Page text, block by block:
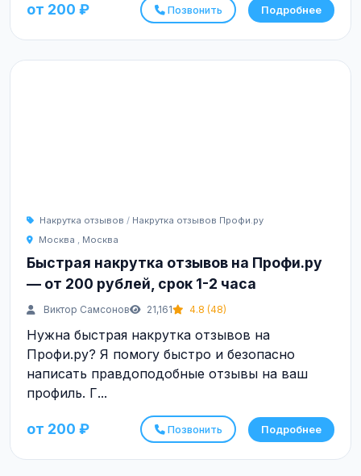
от 200 ₽ Позвонить Подробнее
Накрутка отзывов / Накрутка отзывов Профи.ру
Москва , Москва
Быстрая накрутка отзывов на Профи.ру
— от 200 рублей, срок 1-2 часа
Виктор Самсонов 21,161 4.8 (48)
Нужна быстрая накрутка отзывов на
Профи.ру? Я помогу быстро и безопасно
написать правдоподобные отзывы на ваш
профиль. Г...
от 200 ₽ Позвонить Подробнее